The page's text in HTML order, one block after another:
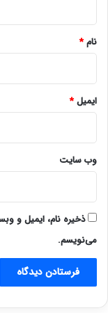
نام*
ایمیل*
وب‌ سایت
ذخیره نام، ایمیل و
می‌نویسم.